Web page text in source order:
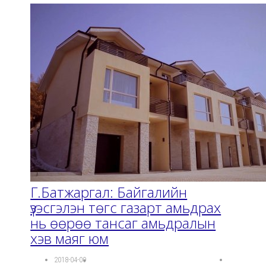
Г.Батжаргал: Байгалийн
үзэсгэлэн төгс газарт амьдрах
нь өөрөө тансаг амьдралын
хэв маяг юм
2018-04-09